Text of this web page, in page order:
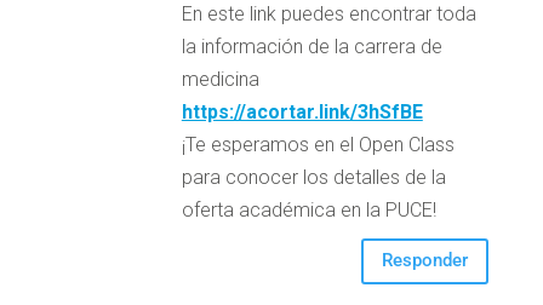
En este link puedes encontrar toda
la información de la carrera de
medicina
https://acortar.link/3hSfBE
¡Te esperamos en el Open Class
para conocer los detalles de la
oferta académica en la PUCE!
Responder